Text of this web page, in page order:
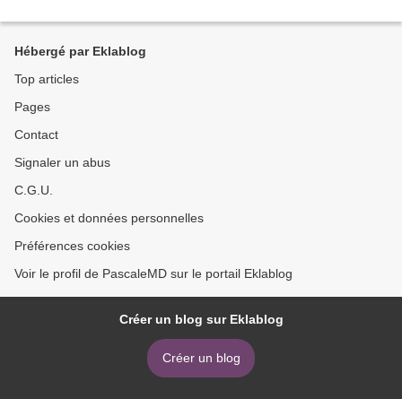
Hébergé par Eklablog
Top articles
Pages
Contact
Signaler un abus
C.G.U.
Cookies et données personnelles
Préférences cookies
Voir le profil de PascaleMD sur le portail Eklablog
Créer un blog sur Eklablog
Créer un blog